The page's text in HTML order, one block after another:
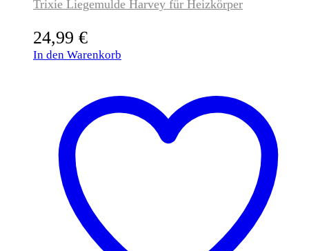
Trixie Liegemulde Harvey für Heizkörper
24,99 €
In den Warenkorb